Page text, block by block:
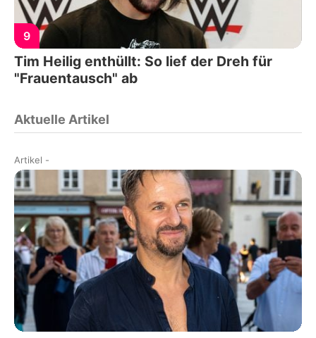
9
Tim Heilig enthüllt: So lief der Dreh für
"Frauentausch" ab
Aktuelle Artikel
Artikel -